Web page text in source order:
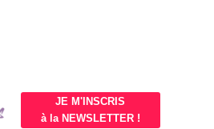
JE M'INSCRIS
à la NEWSLETTER !